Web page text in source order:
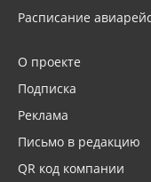
Расписание
О проекте
Подписка
Реклама
Письмо в редакцию
QR код компании